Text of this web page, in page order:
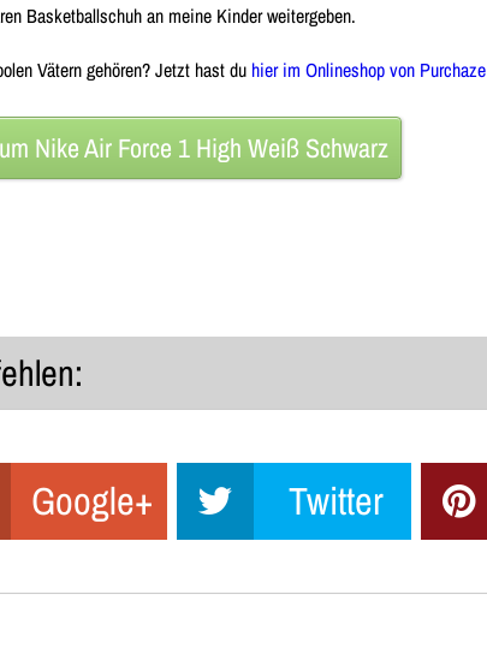
Basketballschuh an meine Kinder weitergeben.
Vätern gehören? Jetzt hast du hier im Onlineshop von Purchaze
Nike Air Force 1 High Weiß Schwarz
Google+ Twitter